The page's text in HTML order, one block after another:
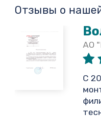
Отзывы о
АО
С